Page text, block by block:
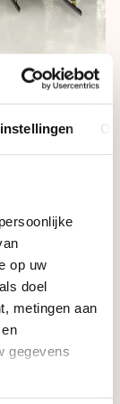
op uw
doel
metingen aan
gegevens
voor
van
Noord is
het
en het
in deze
Oranje) is
op het